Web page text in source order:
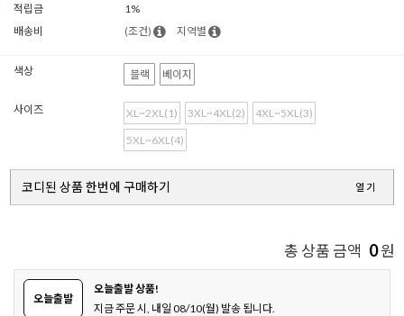
적립금
1%
배송비
(조건) 지역별
색상 블랙 베이지
사이즈 XL~2XL(1) 3XL~4XL(2)
4XL~5XL(3)
5XL~6XL(4)
코디된 상품 한번에 구매하기 열기
총 상품 금액 0원
오늘출발
오늘출발 상품!
지금 주문 시, 내일 08/10(월) 발송 됩니다.